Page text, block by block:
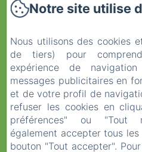
Termes et
EN FR ES
Notre site utilise
Nous utilisons des cookies
de tiers) pour
expérience de
messages publicitaires en
et de votre profil de
refuser les cookies en
préférences" ou "Tout
également accepter tous
bouton "Tout accepter".